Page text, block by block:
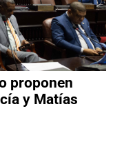
proponen
y Matías